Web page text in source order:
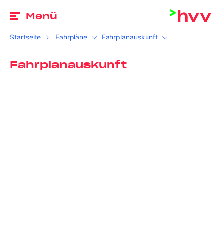
Menü
Startseite Fahrpläne Fahrplanauskunft
Fahrplanauskunft